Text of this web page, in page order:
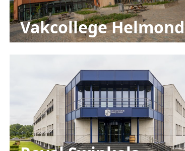
Vakcollege Helmond